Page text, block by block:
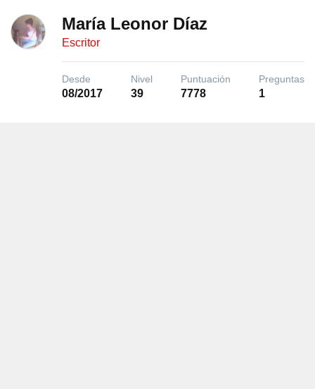
María Leonor Díaz
Escritor
Desde
08/2017
Nivel
39
Puntuación
7778
Preguntas
1